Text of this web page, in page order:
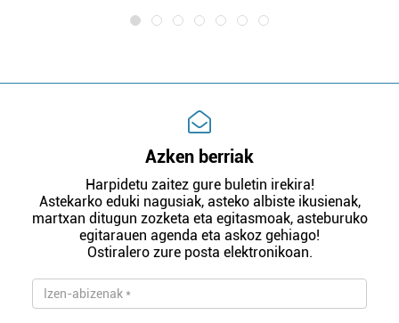
Azken berriak
Harpidetu zaitez gure buletin irekira!
Astekarko eduki nagusiak, asteko albiste ikusienak,
martxan ditugun zozketa eta egitasmoak, asteburuko
egitarauen agenda eta askoz gehiago!
Ostiralero zure posta elektronikoan.